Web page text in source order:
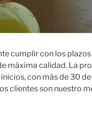
cumplir con los
máxima calidad. La
con más de 30
clientes son nuestro